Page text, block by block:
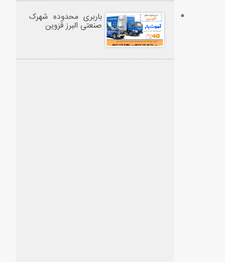
باربری محدوده شهرک
صنعتی البرز قزوین